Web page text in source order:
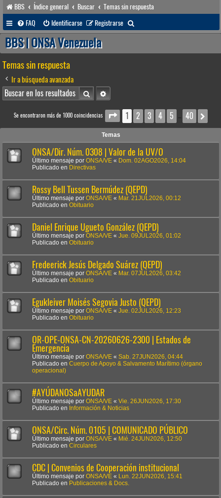
BBS Índice general Buscar
Temas sin respuesta
FAQ
Identificarse Registrarse
u
BBS | ONSA Venezuela
Temas sin respuesta
Ir a búsqueda avanzada
BuscarBúsqueda avanzada
Se encontraron más de 1000 coincidencias Página1 de 40
1 2 3 4 5 … 40
Temas
ONSA/Dir. Núm. 0308 | Valor de la UV/O
Último mensaje por ONSA/VE « Dom. 02AGO2026, 14:04
Publicado en Directivas
Rossy Bell Tussen Bermúdez (QEPD)
Último mensaje por ONSA/VE « Mar. 21JUL2026, 00:12
Publicado en Obituario
Daniel Enrique Ugueto González (QEPD)
Último mensaje por ONSA/VE « Jue. 09JUL2026, 01:02
Publicado en Obituario
Fredeerick Jesús Delgado Suárez (QEPD)
Último mensaje por ONSA/VE « Mar. 07JUL2026, 03:42
Publicado en Obituario
Egukleiver Moisés Segovia Justo (QEPD)
Último mensaje por ONSA/VE « Jue. 02JUL2026, 12:23
Publicado en Obituario
OR-OPE-ONSA-CN-20260626-2300 | Estados de
Emergencia
Último mensaje por ONSA/VE « Sab. 27JUN2026, 04:44
Publicado en Cuerpo de Apoyo & Salvamento Marítimo (órgano
operacional)
#AYÚDANOSaAYUDAR
Último mensaje por ONSA/VE « Vie. 26JUN2026, 17:30
Publicado en Información & Noticias
ONSA/Circ. Núm. 0105 | COMUNICADO PÚBLICO
Último mensaje por ONSA/VE « Mié. 24JUN2026, 12:50
Publicado en Circulares
CDC | Convenios de Cooperación institucional
Último mensaje por ONSA/VE «
Lun. 22JUN2026, 15:41
Publicado en Publicaciones & Docs.